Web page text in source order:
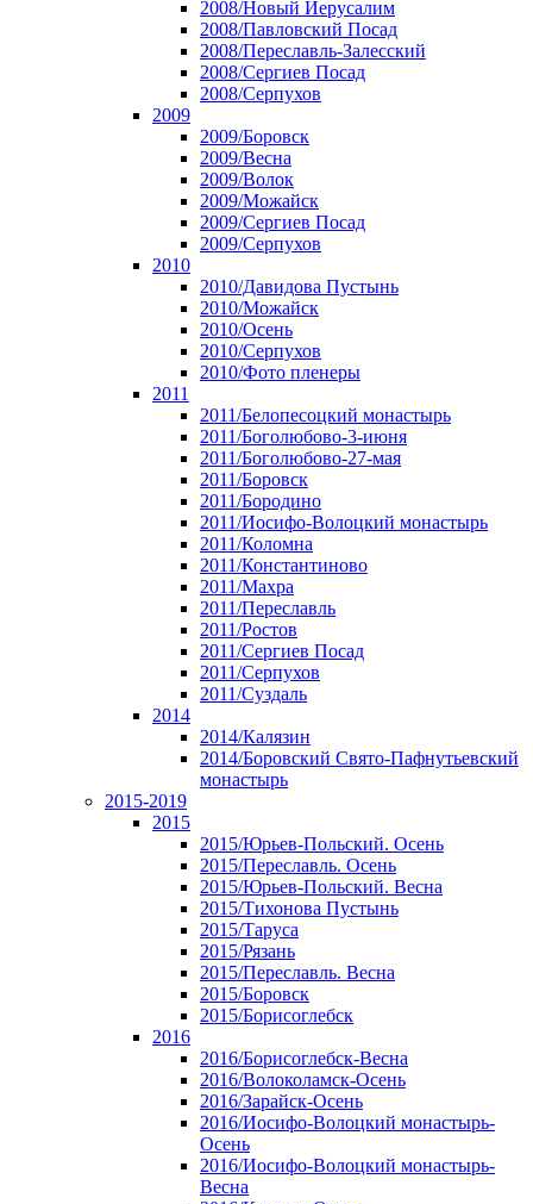
2008/Новый Иерусалим
2008/Павловский Посад
2008/Переславль-Залесский
2008/Сергиев Посад
2008/Серпухов
2009
2009/Боровск
2009/Весна
2009/Волок
2009/Можайск
2009/Сергиев Посад
2009/Серпухов
2010
2010/Давидова Пустынь
2010/Можайск
2010/Осень
2010/Серпухов
2010/Фото пленеры
2011
2011/Белопесоцкий монастырь
2011/Боголюбово-3-июня
2011/Боголюбово-27-мая
2011/Боровск
2011/Бородино
2011/Иосифо-Волоцкий монастырь
2011/Коломна
2011/Константиново
2011/Махра
2011/Переславль
2011/Ростов
2011/Сергиев Посад
2011/Серпухов
2011/Суздаль
2014
2014/Калязин
2014/Боровский Свято-Пафнутьевский
монастырь
2015-2019
2015
2015/Юрьев-Польский. Осень
2015/Переславль. Осень
2015/Юрьев-Польский. Весна
2015/Тихонова Пустынь
2015/Таруса
2015/Рязань
2015/Переславль. Весна
2015/Боровск
2015/Борисоглебск
2016
2016/Борисоглебск-Весна
2016/Волоколамск-Осень
2016/Зарайск-Осень
2016/Иосифо-Волоцкий монастырь-
Осень
2016/Иосифо-Волоцкий монастырь-
Весна